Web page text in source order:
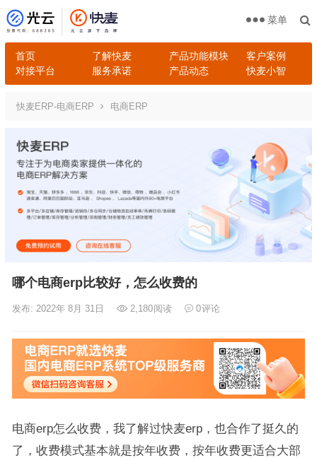
首页 了解快麦 产品功能模块
客户案例
对接平台
服务承诺 产品动态 快麦小智
菜单
快麦ERP-电商ERP 电商ERP
哪个电商erp比较好，怎么收费的
发布: 2022年 8月 31日 2,180阅读 0评论
电商erp怎么收费，我了解过快麦erp，也合作了挺久的
了，收费模式基本就是按年收费，按年收费更适合大部